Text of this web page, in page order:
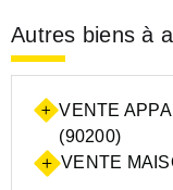
Autres biens à
VENTE
(90200)
VENTE